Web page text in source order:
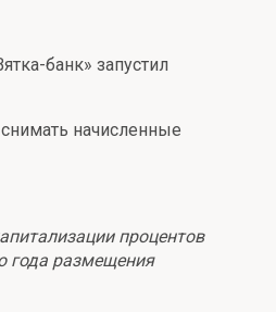
банк» запустил
начисленные
процентов
года размещения